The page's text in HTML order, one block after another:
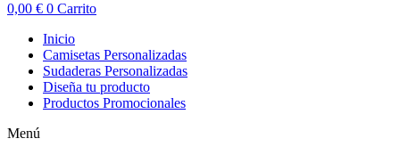
0,00 € 0 Carrito
Inicio
Camisetas Personalizadas
Sudaderas Personalizadas
Diseña tu producto
Productos Promocionales
Menú